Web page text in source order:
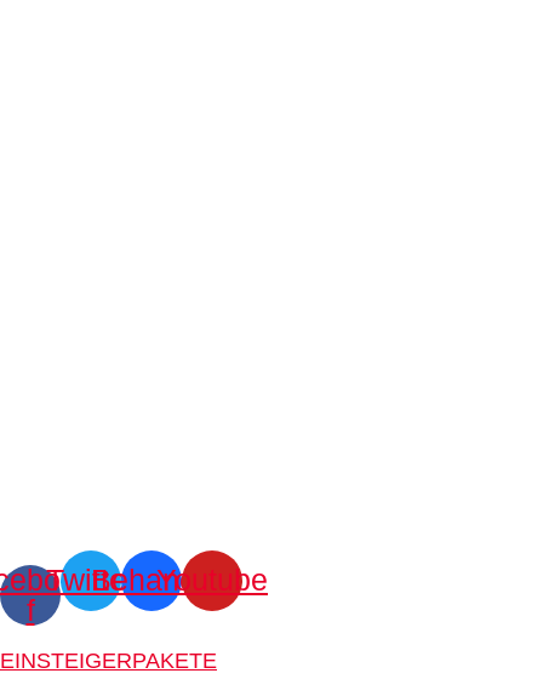
f
TwitterBehanceYoutube
EINSTEIGERPAKETE